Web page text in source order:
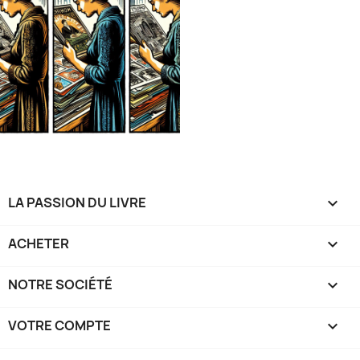
LA PASSION DU LIVRE 
ACHETER 
NOTRE SOCIÉTÉ 
VOTRE COMPTE 